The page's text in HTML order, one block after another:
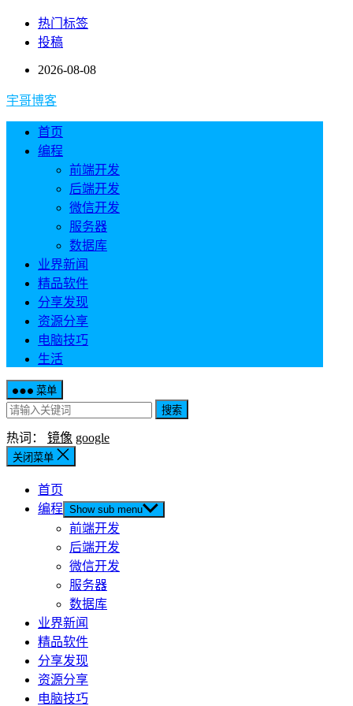
热门标签
投稿
2026-08-08
宇哥博客
首页
编程
前端开发
后端开发
微信开发
服务器
数据库
业界新闻
精品软件
分享发现
资源分享
电脑技巧
生活
菜单
搜索
热词： 镜像 google
关闭菜单
首页
编程 Show sub menu
前端开发
后端开发
微信开发
服务器
数据库
业界新闻
精品软件
分享发现
资源分享
电脑技巧